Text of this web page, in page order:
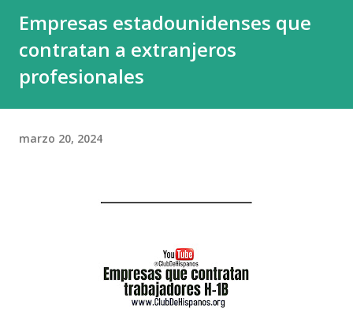
Empresas estadounidenses que
contratan a extranjeros
profesionales
marzo 20, 2024